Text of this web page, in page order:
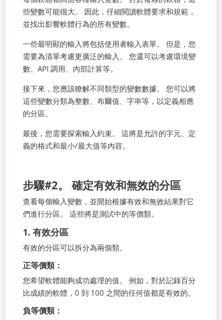
些變數可能很大。 因此，仔細閱讀軟體要求和規範，
並找出影響軟體行為的所有變數。
一些最明顯的輸入將包括使用者輸入表單。 但是，您
需要為清單考慮更廣泛的輸入。 您還可以考慮環境變
數、API 調用、內部計算等。
接下來，您應該瞭解不同類型的變數數據。 您可以將
這些變數分類為整數、布爾值、字串等，以定義相應
的分區。
最後，您需要探索輸入約束。 這將是允許的字元、定
義的格式和最小/最大值等內容。
步驟#2。 確定有效和無效的分區
查看每個輸入變數，並開始根據有效和無效結果對它
們進行分區。 這些將是測試中的等價類。
1. 有效分區
有效的分區可以拆分為兩個類。
正等價類：
您希望軟體能夠成功處理的值。 例如，對於記錄百分
比成績的軟體，0 到 100 之間的任何值都是有效的。
負等價類：